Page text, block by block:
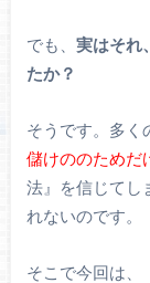
でも、 実はそれ
たか？
そうです。多く
儲けののためだ
法』を信じてし
れないのです。
そこで今回は、